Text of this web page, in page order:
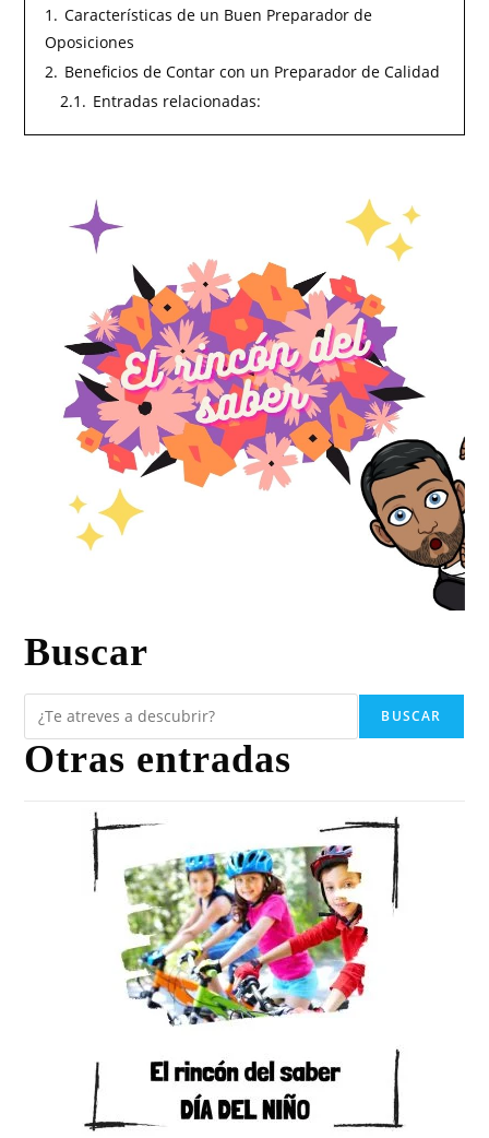
1. Características de un Buen Preparador de
Oposiciones
2. Beneficios de Contar con un Preparador de Calidad
2.1. Entradas relacionadas:
Buscar
BUSCAR
Otras entradas